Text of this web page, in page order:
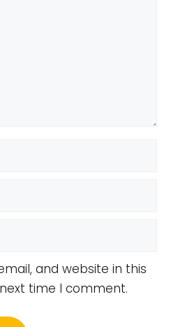
and website in this
time I comment.